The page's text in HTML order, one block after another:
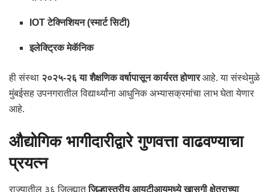
IOT टेक्निशियन (स्मार्ट सिटी)
इलेक्ट्रिक मेकॅनिक
ही संस्था २०२५-२६ या शैक्षणिक वर्षापासून कार्यरत होणारआहे. या संस्थेमुळे
मुंबईसह उपनगरातील विद्यार्थ्यांना आधुनिक अभ्यासक्रमांचा लाभ घेता येणार
आहे.
औद्योगिक भागीदारीद्वारे गुणवत्ता वाढवण्याचा
प्रयत्न
राज्यातील ३६ जिल्ह्यातजिल्हास्तरीय आयटीआयमध्ये खासगी क्षेत्राच्या